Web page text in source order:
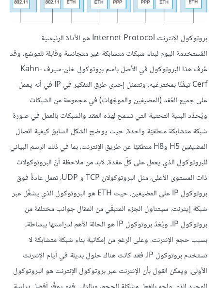
بروتوكول الإنترنت Internet Protocol هو الأداة الرئيسية
المُستخدمة اليوم لبناء شبكات متشابكة غير متجانسة وقابلة للتوسّع، وقد
عُرف هذا البروتوكول في الأصل باسم بروتوكول خان-سيرف Kahn-
Cerf تيمُّنًا بمخترعَيه. وتتمثل إحدى طرق التفكير في IP في أنه يعمل
على جميع العُقد (المضيفين والموجّهات) في مجموعة من الشبكات
ويُحدِّد البنية التحتية التي تسمح لهذه العقد والشبكات بالعمل في صورة
شبكة متشابكة منطقيّة واحدة. حيث يوضح الشكل السابق كيفية اتصال
المضيفين H5 وH8 منطقيًا عن طريق الإنترنت، بما في ذلك الرسم البياني
للبروتوكول الذي يعمل على كلّ عقدة. لابد من ملاحظة أنّ البروتوكولات
ذات المستوى الأعلى، مثل البروتوكولان TCP و UDP، تعمل عادةً فوق
بروتوكول IP على المضيفين. حيث ETH هو البروتوكول الذي يشغَّل عبر
شبكة إيثرنت. سيتناول الجزء المتبقّي من المقال جوانب مختلفة من
بروتوكول IP. ويُعَدّ بروتوكول IP هو الحالة الأهم لدراستها ببساطة،
بسبب حجم الإنترنت. وعلى الرغم من إمكانية بناء شبكة متشابكة لا
تستخدم بروتوكول IP، فقد كانت هناك حلول بديلة في أيام الإنترنت
الأولى. ويمكن القول بأن الإنترنت عبر بروتوكول الإنترنت هو البروتوكول